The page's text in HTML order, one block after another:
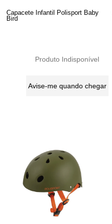
Capacete Infantil Polisport Baby
Bird
Produto Indisponível
Avise-me quando chegar